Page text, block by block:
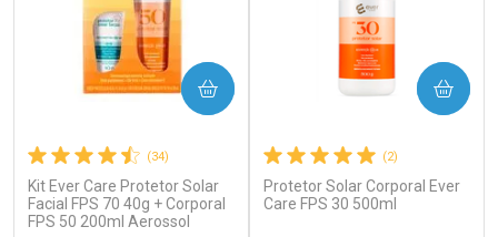
(34)
Kit Ever Care Protetor Solar
Facial FPS 70 40g + Corporal
FPS 50 200ml Aerossol
COMPRAR
(2)
Protetor Solar Corporal Ever
Care FPS 30 500ml
COMPRAR